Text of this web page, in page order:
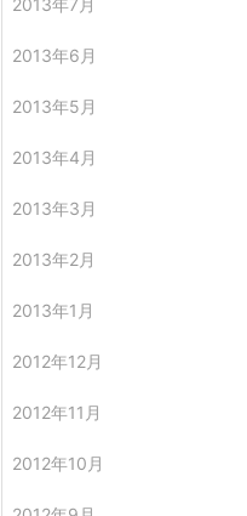
2013年6月
2013年5月
2013年4月
2013年3月
2013年2月
2013年1月
2012年12月
2012年11月
2012年10月